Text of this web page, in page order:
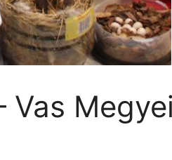
Vas